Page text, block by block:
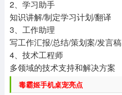
2、学习助手
知识讲解/制定学习计划/翻译
3、工作助理
写工作汇报/总结/策划案/发言稿
4、技术工程师
多领域的技术支持和解决方案
毒霸姬手机桌宠亮点